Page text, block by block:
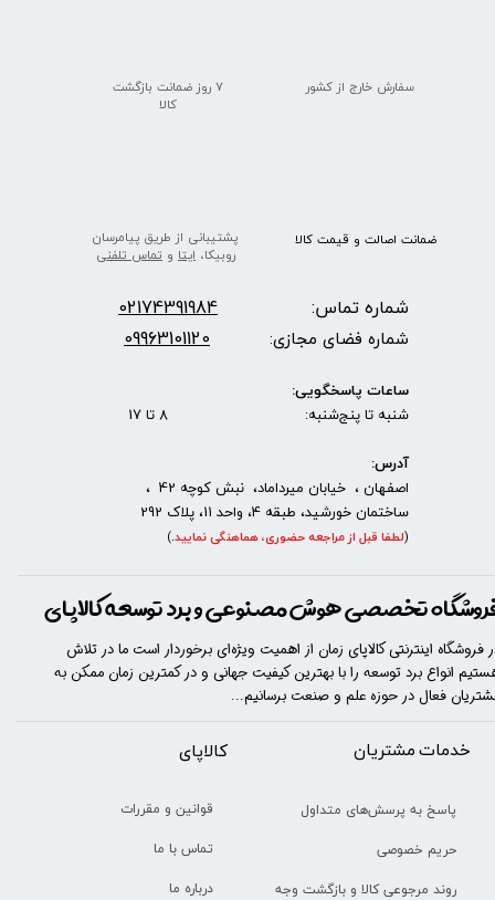
پشتیبانی از طریق پیامرسان
روبیکا،ایتا وتماس تلفنی
سفارش خارج از کشور
۷ روز ضمانت بازگشت
​​​​​​​کالا
ضمانت اصالت و قیمت​​​​​​​ کالا ​​​​​​​
خدمات مشتریان
پاسخ به پرسش‌های متداول
حریم خصوصی
روند مرجوعی کالا و بازگشت وجه
​​کالاپای
قوانین و مقررات
تماس با ما
درباره ما
تخصصی هوش مصنوعی و برد توسعه کالاپای
فروشگاه اینترنتی کالاپای زمان از اهمیت ویژه‌ای برخوردار است ما در تلاش
انواع برد توسعه را با​​​ بهترین کیفیت جهانی و در کمترین زمان ممکن به
فعال در حوزه علم و صنعت برسانیم...
شماره تماس: 02174391984
شماره فضای مجازی: 09963101120
ساعات پاسخگویی:
شنبه تا پنج‌شنبه: 8 تا 17
آدرس:
اصفهان ، خیابان میرداماد، نبش کوچه 42 ،
ساختمان خورشید، طبقه 4، واحد 11، پلاک 292
(لطفا قبل از مراجعه حضوری، هماهنگی نمایید.
)